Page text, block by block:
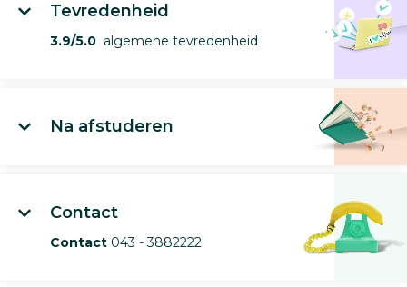
Tevredenheid
3.9/5.0 algemene tevredenheid
Na afstuderen
Contact
Contact 043 - 3882222